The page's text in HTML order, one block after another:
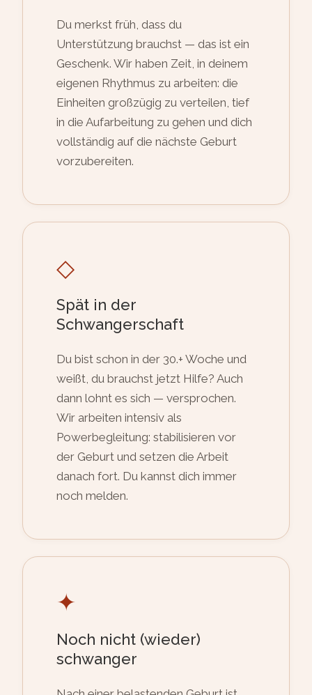
Du merkst früh, dass du
Unterstützung brauchst — das ist ein
Geschenk. Wir haben Zeit, in deinem
eigenen Rhythmus zu arbeiten: die
Einheiten großzügig zu verteilen, tief
in die Aufarbeitung zu gehen und dich
vollständig auf die nächste Geburt
vorzubereiten.
◇
Spät in der
Schwangerschaft
Du bist schon in der 30.+ Woche und
weißt, du brauchst jetzt Hilfe? Auch
dann lohnt es sich — versprochen.
Wir arbeiten intensiv als
Powerbegleitung: stabilisieren vor
der Geburt und setzen die Arbeit
danach fort. Du kannst dich immer
noch melden.
✦
Noch nicht (wieder)
schwanger